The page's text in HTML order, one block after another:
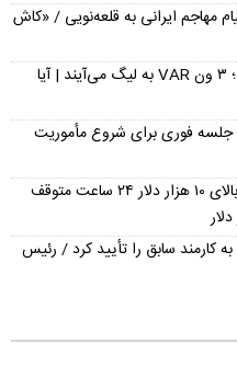
مهاجم ایرانی به قلعه‌نویی / «کاش
هوش مصنوعی وارد داوری ایران شد؛ ۳ ون VAR به لیگ می‌آیند | آیا
جلسه فوری برای شروع مأموریت
شوک برزیل به بازار رمزارز؛ انتقال‌های بالای ۱۰ هزار دلار ۲۴ ساعت متوقف
به کارمند سابق را تأیید کرد / رئیس